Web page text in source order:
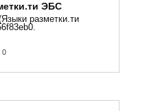
ЭБС
разметки.ти​
0